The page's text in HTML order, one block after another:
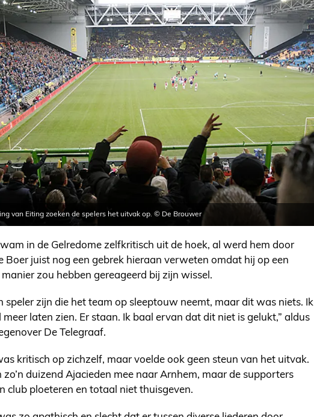
van Eiting zoeken de spelers het uitvak op. © De Brouwer
in de Gelredome zelfkritisch uit de hoek, al werd hem door
Boer juist nog een gebrek hieraan verweten omdat hij op een
zou hebben gereageerd bij zijn wissel.
speler zijn die het team op sleeptouw neemt, maar dit was niets. Ik
meer laten zien. Er staan. Ik baal ervan dat dit niet is gelukt,” aldus
De Telegraaf.
kritisch op zichzelf, maar voelde ook geen steun van het uitvak.
zo’n duizend Ajacieden mee naar Arnhem, maar de supporters
club ploeteren en totaal niet thuisgeven.